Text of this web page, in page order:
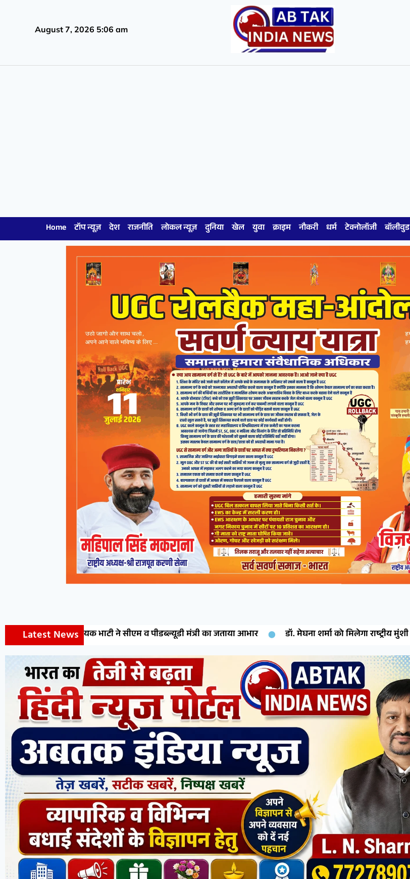
August 7, 2026 5:06 am
Home टॉप न्यूज़ देश राजनीति लोकल न्यूज़ दुनिया खेल युवा क्राइम नौकरी धर्म टेक्नोलॉजी बॉलीवुड
Latest News
ने सीएम व पीडब्ल्यूडी मंत्री का जताया आभार डॉ. मेघना शर्मा को मिलेगा राष्ट्रीय मुंशी प्रेमचंद साहित्य रत्न सम्मान